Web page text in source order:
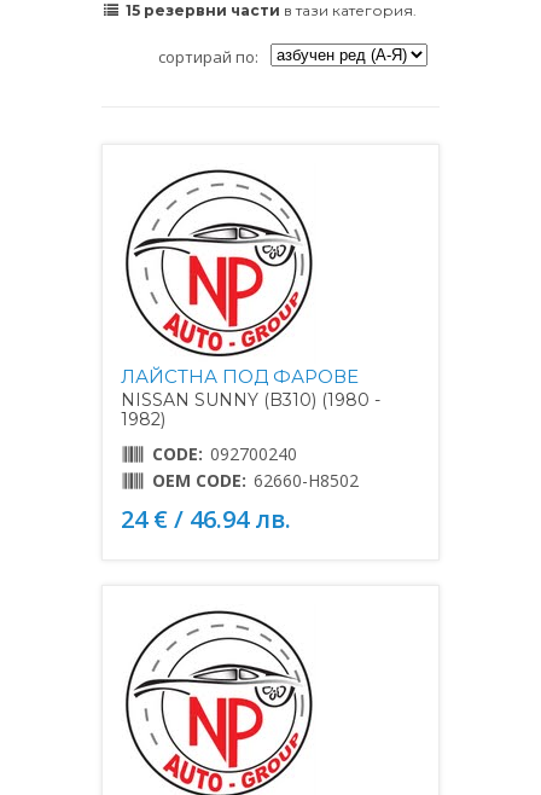
15 резервни части в тази категория.
сортирай по:
ЛАЙСТНА ПОД ФАРОВЕ
NISSAN SUNNY (B310) (1980 -
1982)
CODE: 092700240
OEM CODE: 62660-H8502
24 € / 46.94 лв.